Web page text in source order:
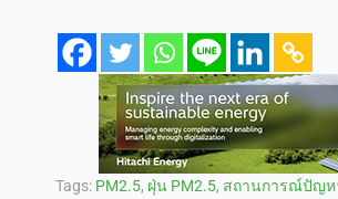
Tags: PM2.5, ฝุ่น PM2.5, สถานการณ์ปัญห